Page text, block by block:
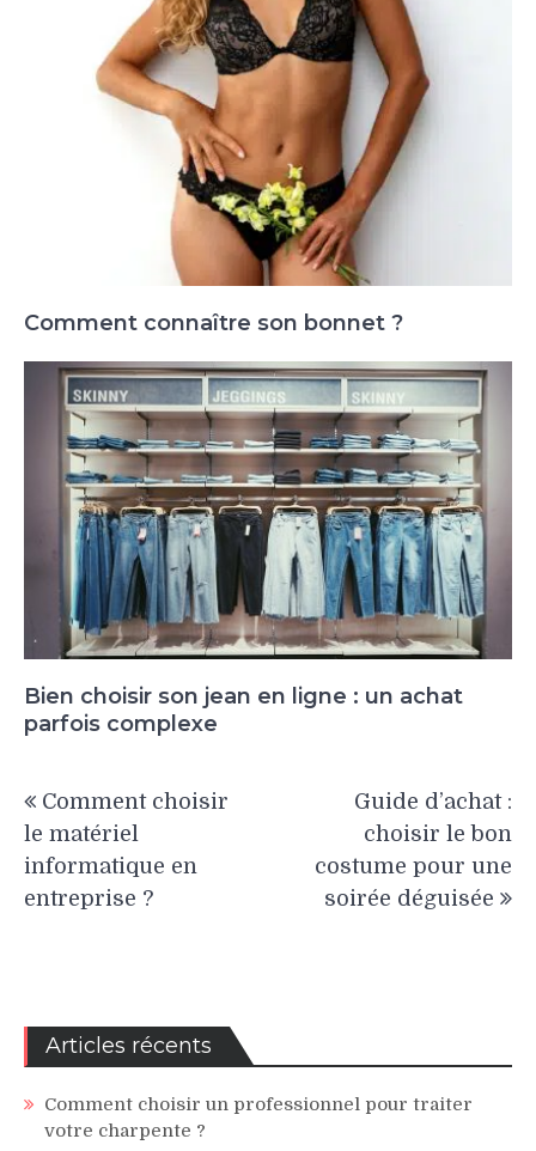
Comment connaître son bonnet ?
Bien choisir son jean en ligne : un achat
parfois complexe
de
l’article
Comment choisir
le matériel
informatique en
entreprise ?
Guide d’achat :
choisir le bon
costume pour une
soirée déguisée
Articles récents
Comment choisir un professionnel pour traiter
votre charpente ?